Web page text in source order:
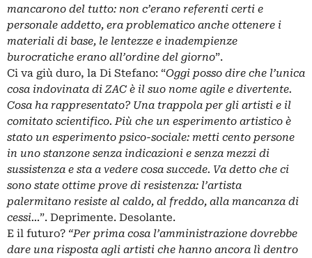
mancarono del tutto: non c’erano referenti certi e
personale addetto, era problematico anche ottenere i
materiali di base, le lentezze e inadempienze
burocratiche erano all’ordine del giorno”.
Ci va giù duro, la Di Stefano: “Oggi posso dire che l’unica
cosa indovinata di ZAC è il suo nome agile e divertente.
Cosa ha rappresentato? Una trappola per gli artisti e il
comitato scientifico. Più che un esperimento artistico è
stato un esperimento psico-sociale: metti cento persone
in uno stanzone senza indicazioni e senza mezzi di
sussistenza e sta a vedere cosa succede. Va detto che ci
sono state ottime prove di resistenza: l’artista
palermitano resiste al caldo, al freddo, alla mancanza di
cessi…”. Deprimente. Desolante.
E il futuro? “Per prima cosa l’amministrazione dovrebbe
dare una risposta agli artisti che hanno ancora lì dentro